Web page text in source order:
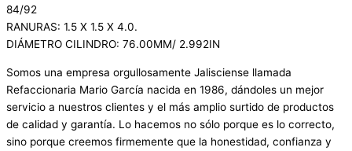
84/92
RANURAS: 1.5 X 1.5 X 4.0.
DIÁMETRO CILINDRO: 76.00MM/ 2.992IN
Somos una empresa orgullosamente Jalisciense llamada
Refaccionaria Mario García nacida en 1986, dándoles un mejor
servicio a nuestros clientes y el más amplio surtido de productos
de calidad y garantía. Lo hacemos no sólo porque es lo correcto,
sino porque creemos firmemente que la honestidad, confianza y